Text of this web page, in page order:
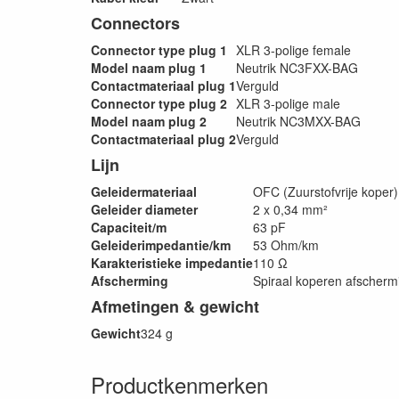
Connectors
Connector type plug 1 XLR 3-polige female
Model naam plug 1
Neutrik NC3FXX-BAG
Contactmateriaal plug 1Verguld
Connector type plug 2 XLR 3-polige male
Model naam plug 2
Neutrik NC3MXX-BAG
Contactmateriaal plug 2Verguld
Lijn
Geleidermateriaal
OFC (Zuurstofvrije koper)
Geleider diameter
2 x 0,34 mm²
Capaciteit/m
63 pF
Geleiderimpedantie/km
53 Ohm/km
Karakteristieke impedantie110 Ω
Afscherming
Spiraal koperen
Afmetingen & gewicht
Gewicht324 g
Productkenmerken